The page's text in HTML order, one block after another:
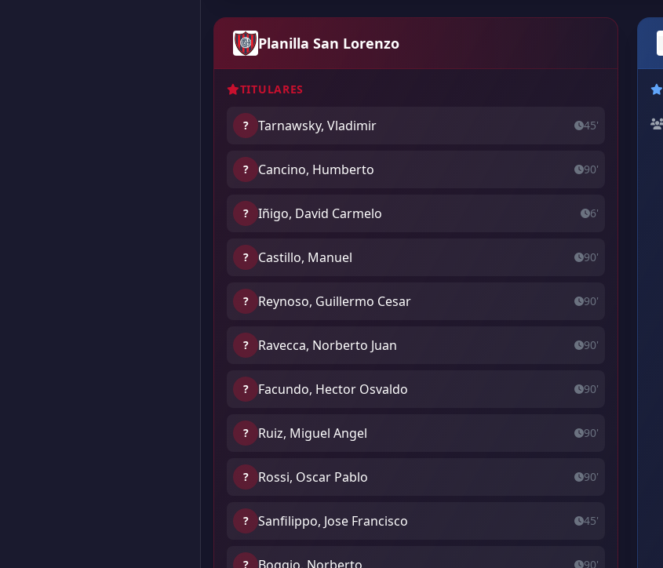
Planilla San Lorenzo
TITULARES
? Tarnawsky, Vladimir 45'
? Cancino, Humberto 90'
? Iñigo, David Carmelo 6'
? Castillo, Manuel 90'
? Reynoso, Guillermo Cesar 90'
? Ravecca, Norberto Juan 90'
? Facundo, Hector Osvaldo 90'
? Ruiz, Miguel Angel 90'
? Rossi, Oscar Pablo 90'
? Sanfilippo, Jose Francisco 45'
? 90'